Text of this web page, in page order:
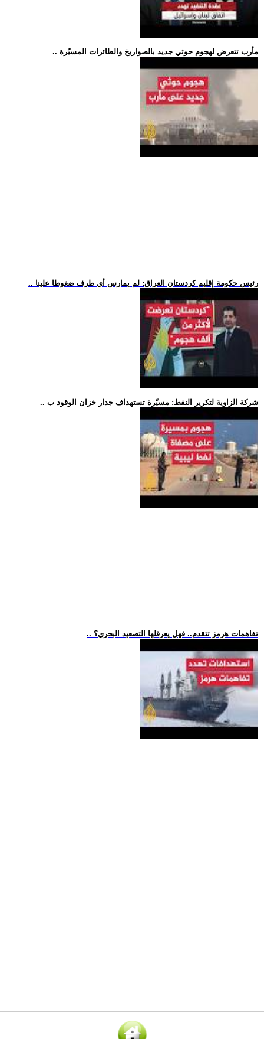
.. مأرب تتعرض لهجوم حوثي جديد بالصواريخ والطائرات المسيّرة
.. رئيس حكومة إقليم كردستان العراق: لم يمارس أي طرف ضغوطا علينا
.. شركة الزاوية لتكرير النفط: مسيّرة تستهداف جدار خزان الوقود ب
.. تفاهمات هرمز تتقدم.. فهل يعرقلها التصعيد البحري؟